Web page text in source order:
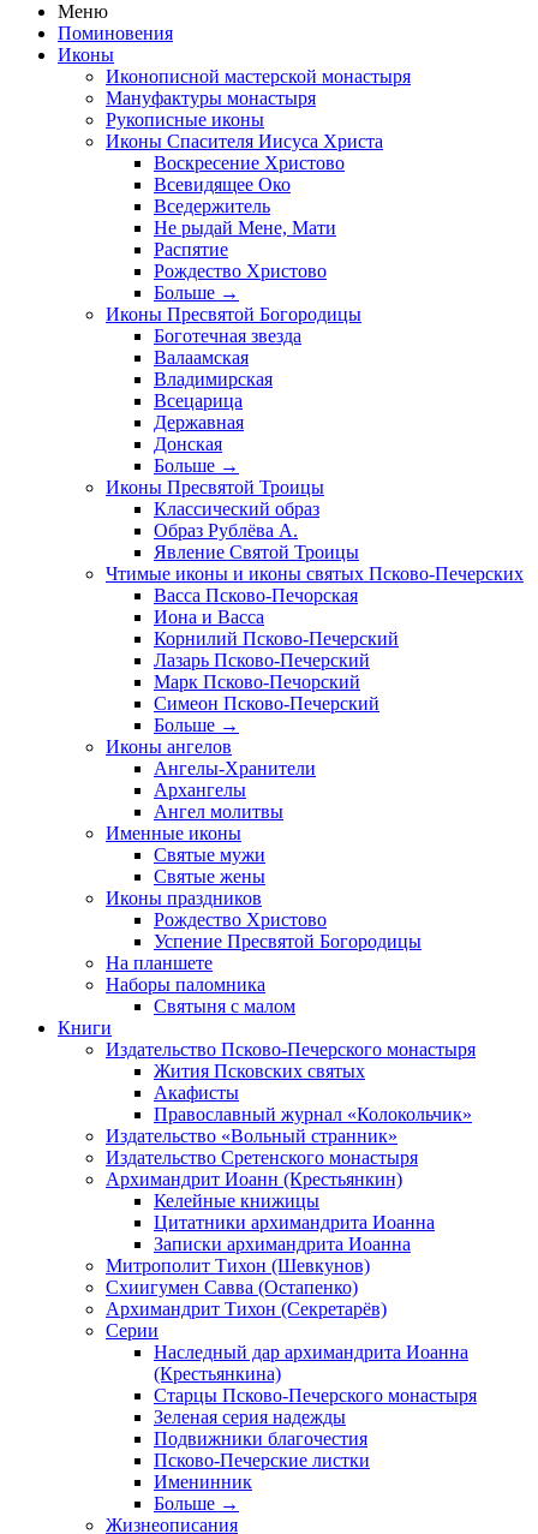
Меню
Поминовения
Иконы
Иконописной мастерской монастыря
Мануфактуры монастыря
Рукописные иконы
Иконы Спасителя Иисуса Христа
Воскресение Христово
Всевидящее Око
Вседержитель
Не рыдай Мене, Мати
Распятие
Рождество Христово
Больше →
Иконы Пресвятой Богородицы
Боготечная звезда
Валаамская
Владимирская
Всецарица
Державная
Донская
Больше →
Иконы Пресвятой Троицы
Классический образ
Образ Рублёва А.
Явление Святой Троицы
Чтимые иконы и иконы святых Псково-Печерских
Васса Псково-Печорская
Иона и Васса
Корнилий Псково-Печерский
Лазарь Псково-Печерский
Марк Псково-Печорский
Симеон Псково-Печерский
Больше →
Иконы ангелов
Ангелы-Хранители
Архангелы
Ангел молитвы
Именные иконы
Святые мужи
Святые жены
Иконы праздников
Рождество Христово
Успение Пресвятой Богородицы
На планшете
Наборы паломника
Святыня с малом
Книги
Издательство Псково-Печерского монастыря
Жития Псковских святых
Акафисты
Православный журнал «Колокольчик»
Издательство «Вольный странник»
Издательство Сретенского монастыря
Архимандрит Иоанн (Крестьянкин)
Келейные книжицы
Цитатники архимандрита Иоанна
Записки архимандрита Иоанна
Митрополит Тихон (Шевкунов)
Схиигумен Савва (Остапенко)
Архимандрит Тихон (Секретарёв)
Серии
Наследный дар архимандрита Иоанна
(Крестьянкина)
Старцы Псково-Печерского монастыря
Зеленая серия надежды
Подвижники благочестия
Псково-Печерские листки
Именинник
Больше →
Жизнеописания